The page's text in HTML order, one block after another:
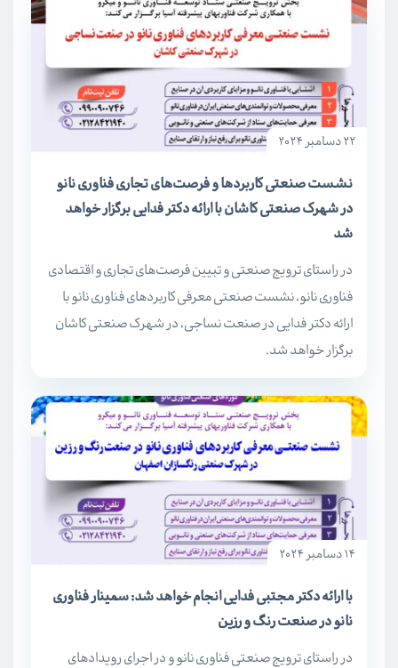
22 دسامبر 2024
نشست صنعتی کاربردها و فرصت‌های تجاری فناوری نانو
در شهرک صنعتی کاشان با ارائه دکتر فدایی برگزار خواهد
شد
در راستای ترویج صنعتی و تبیین فرصت‌های تجاری و اقتصادی
فناوری نانو، نشست صنعتی معرفی کاربردهای فناوری نانو با
ارائه دکتر فدایی در صنعت نساجی، در شهرک صنعتی کاشان
برگزار خواهد شد.
14 دسامبر 2024
با ارائه دکتر مجتبی فدایی انجام خواهد شد: سمینار فناوری
نانو در صنعت رنگ و رزین
در راستای ترویج صنعتی فناوری نانو و در اجرای رویدادهای